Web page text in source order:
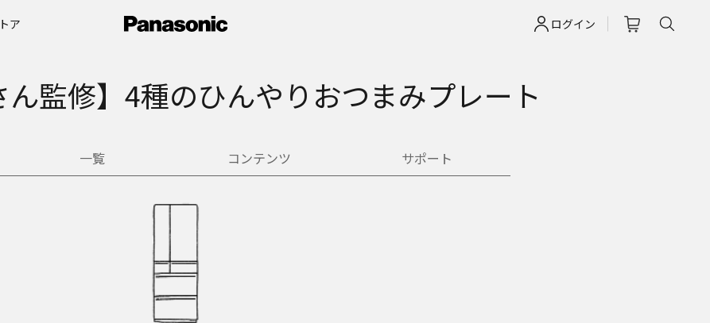
ログイン
ア
ん監修】4種のひんやりおつまみプレート
一覧 コンテンツ サポート